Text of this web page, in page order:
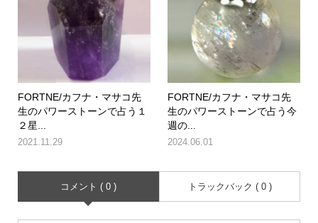
FORTNE/カフナ・マサコ先
生のパワーストーンで占う１
２星...
2021.11.29
FORTNE/カフナ・マサコ先
生のパワーストーンで占う今
週の...
2024.06.01
コメント ( 0 ) トラックバック ( 0 )